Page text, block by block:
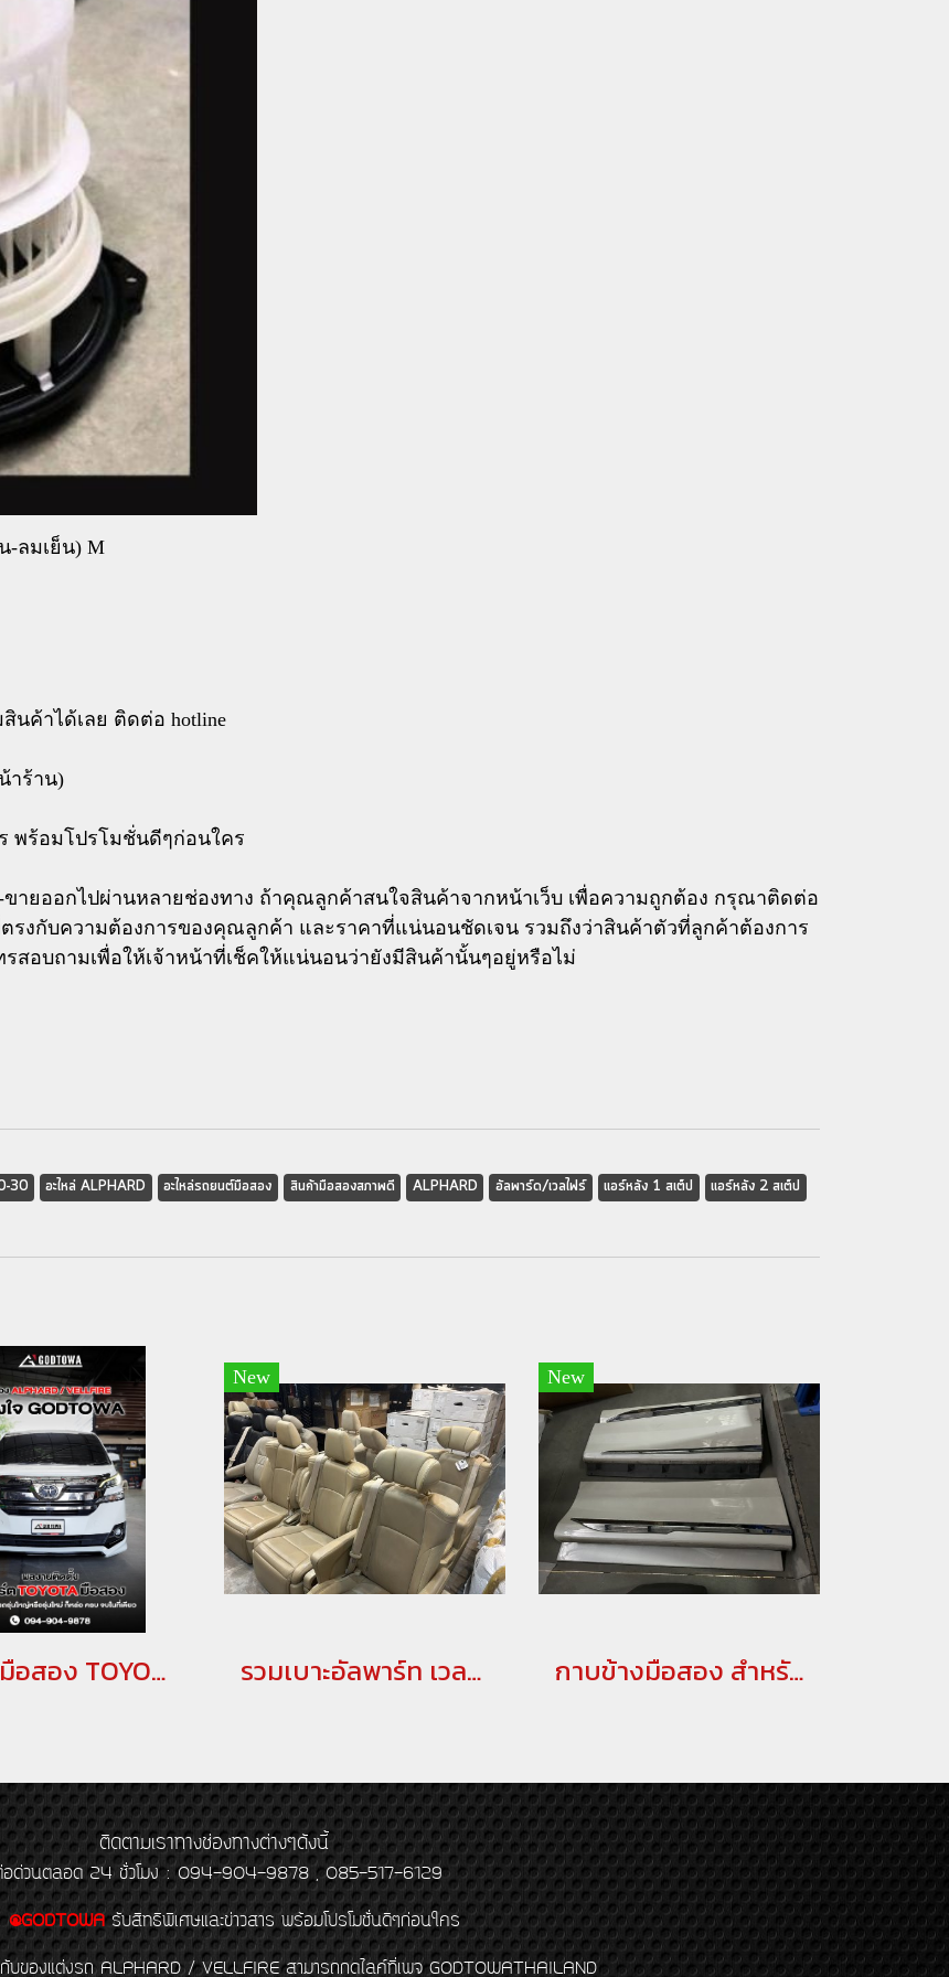
-ลมเย็น) M
นค้าได้เลย ติดต่อ hotline
าร้าน)
พร้อมโปรโมชั่นดีๆก่อนใคร
ายออกไปผ่านหลายช่องทาง ถ้าคุณลูกค้าสนใจสินค้าจากหน้าเว็บ เพื่อความถูกต้อง กรุณาติดต่อ
รงกับความต้องการของคุณลูกค้า และราคาที่แน่นอนชัดเจน รวมถึงว่าสินค้าตัวที่ลูกค้าต้องการ
รสอบถามเพื่อให้เจ้าหน้าที่เช็คให้แน่นอนว่ายังมีสินค้านั้นๆอยู่หรือไม่
30 อะไหล่ ALPHARD อะไหล่รถยนต์มือสอง สินค้ามือสองสภาพดี ALPHARD อัลพาร์ด/เวลไฟร์ แอร์หลัง 1 สเต็ป แอร์หลัง 2 สเต็ป
สเกิร์ตมือสอง TOYOTA แท้ สำหรับ VELLFIRE 2015
New
รวมเบาะอัลพาร์ท เวลไฟร์ มือสอง อัพเดทล่าสุด
New
กาบข้างมือสอง สำหรับ ALPHARD/VELLFIRE 20,30
ติดตามเราทางช่องทางต่างๆดังนี้
อด่วนตลอด 24 ชั่วโมง : 094-904-9878 , 085-517-6129
@GODTOWA รับสิทธิพิเศษและข่าวสาร พร้อมโปรโมชั่นดีๆก่อนใคร
บของแต่งรถ ALPHARD / VELLFIRE สามารถกดไลค์ที่เพจ GODTOWATHAILAND